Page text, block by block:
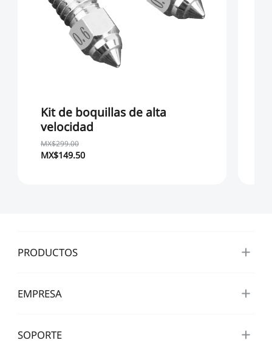
Kit de boquillas de alta
velocidad
MX$299.00
MX$149.50
PRODUCTOS
EMPRESA
SOPORTE